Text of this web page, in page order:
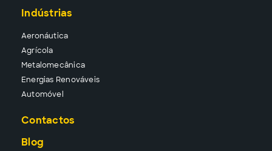
Indústrias
Aeronáutica
Agrícola
Metalomecânica
Energias Renováveis
Automóvel
Contactos
Blog